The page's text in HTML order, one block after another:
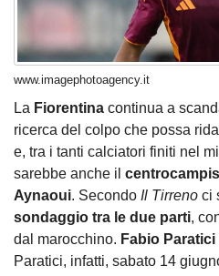
www.imagephotoagency.it
La Fiorentina continua a
ricerca del colpo che possa
e, tra i tanti calciatori finiti nel
sarebbe anche il
Aynaoui. Secondo Il Tirreno ci
sondaggio tra le due parti,
dal marocchino. Fabio
Paratici, infatti, sabato 14